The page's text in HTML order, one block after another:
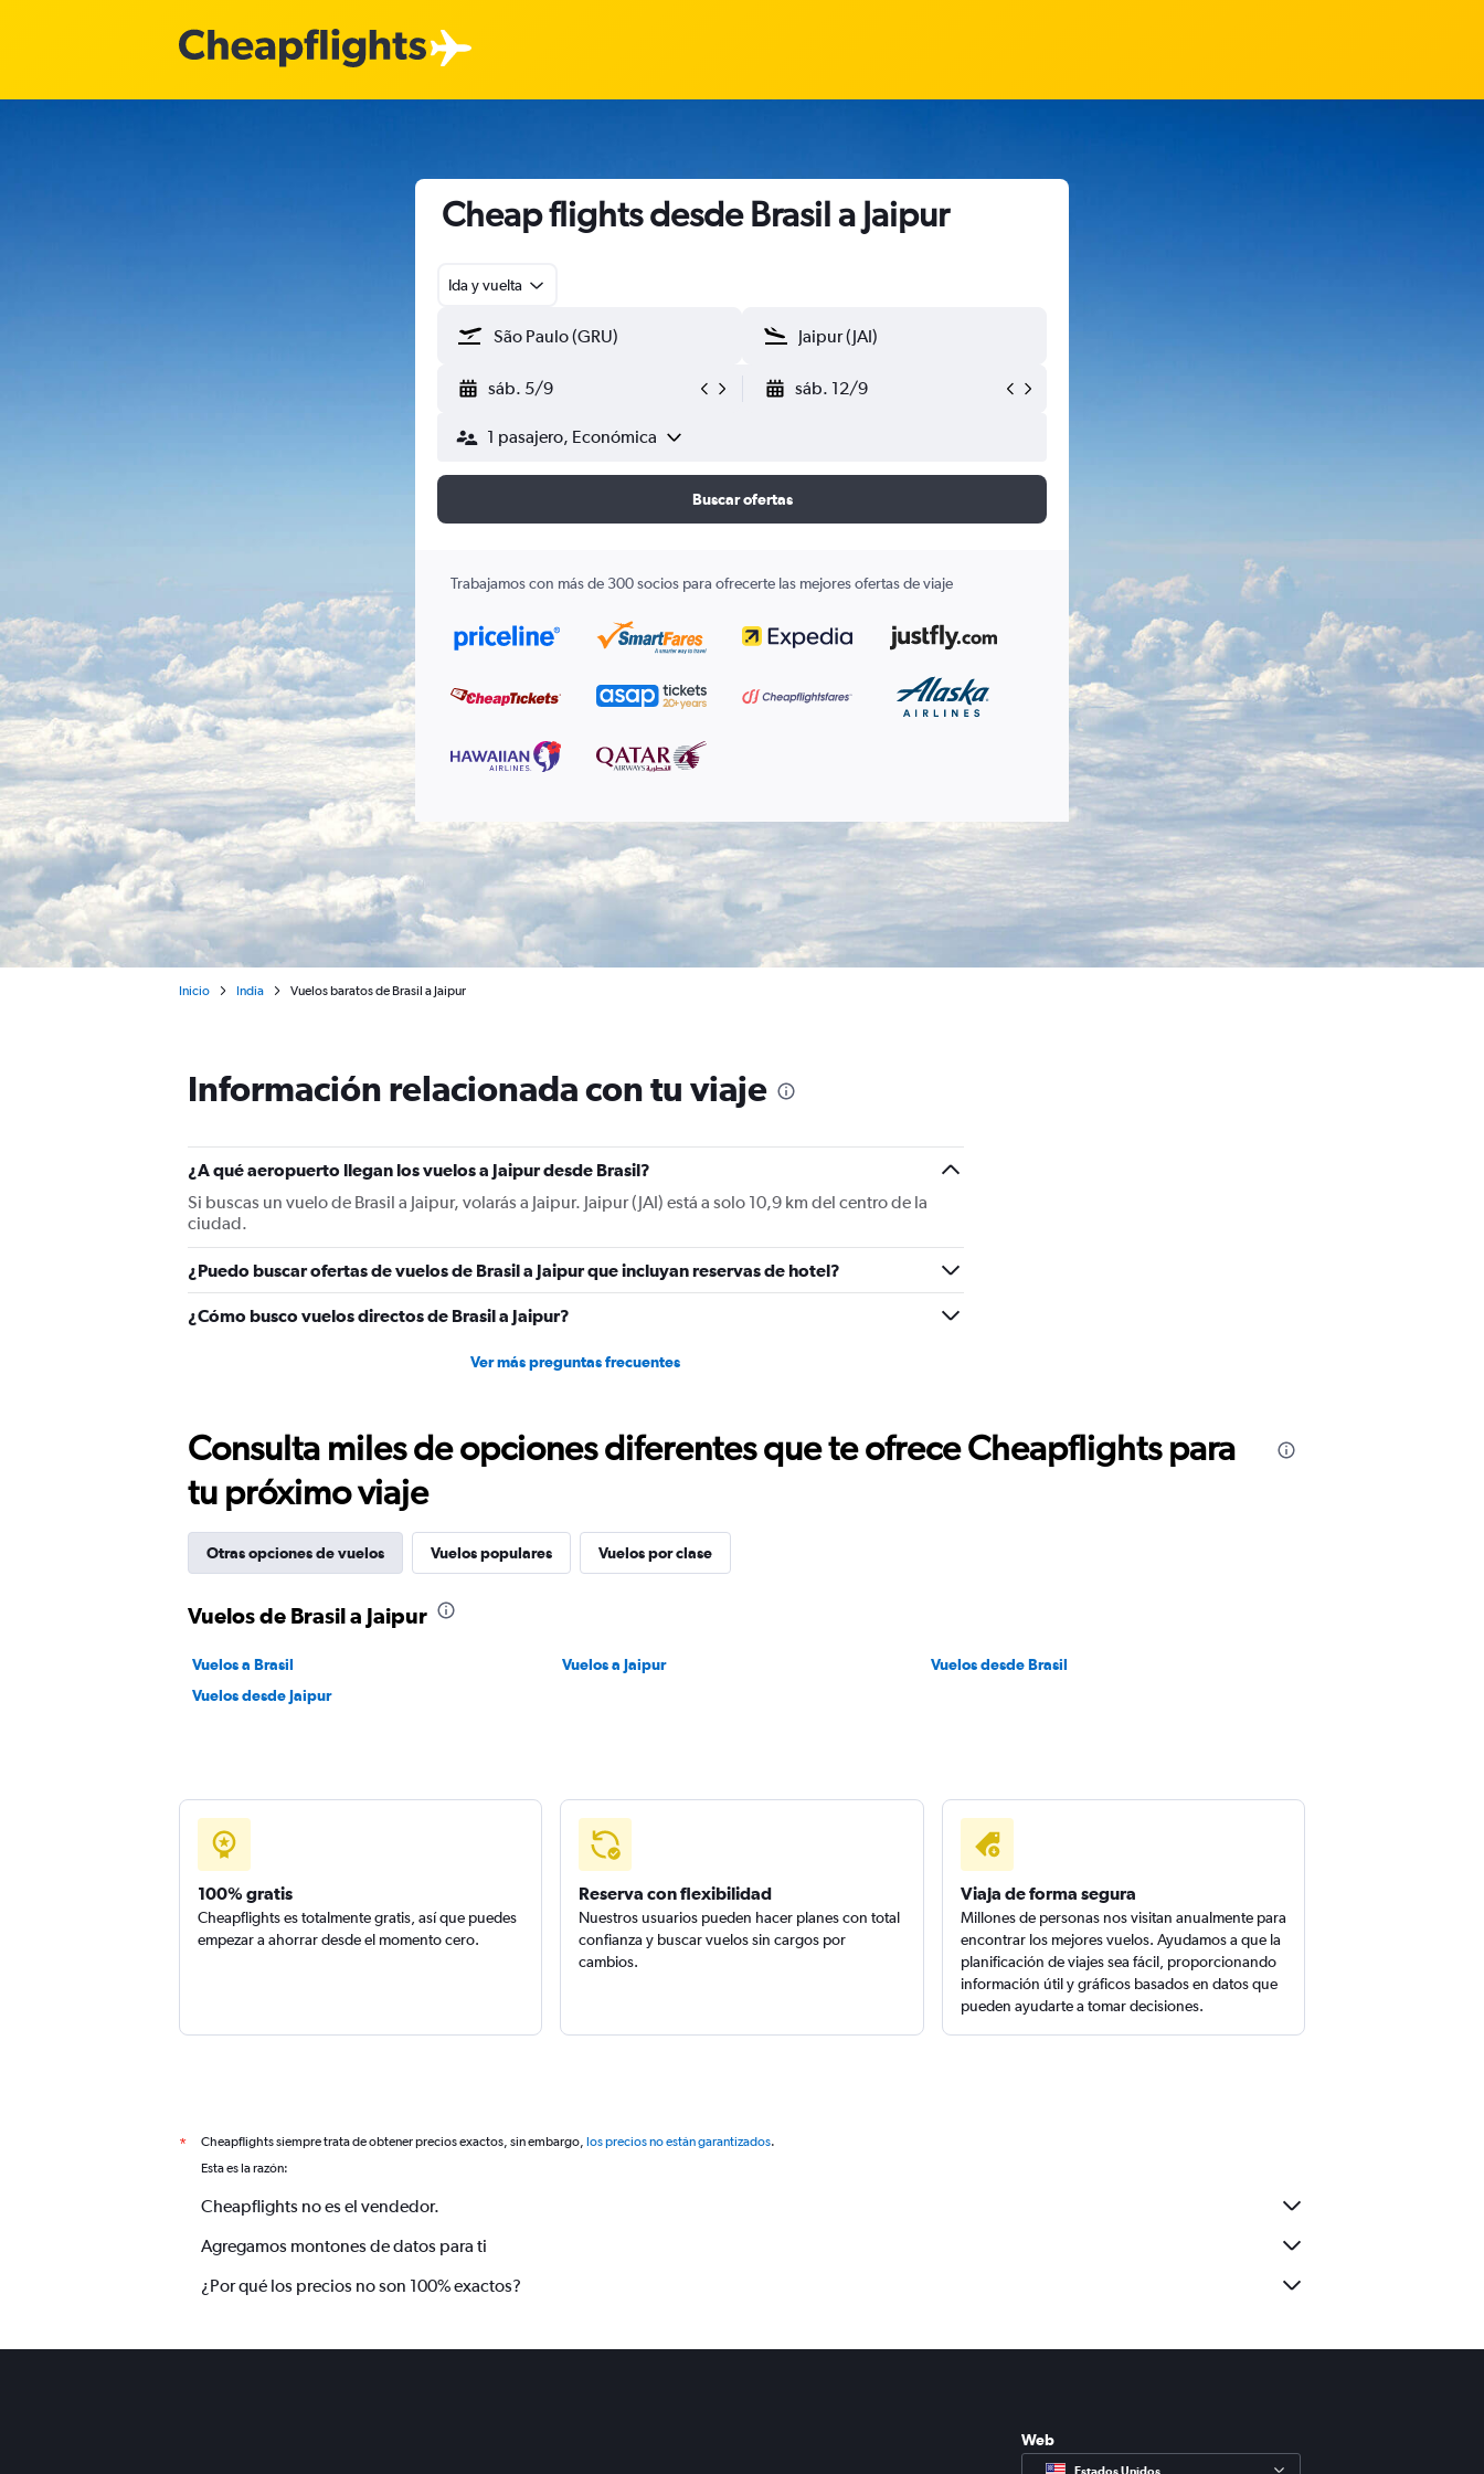
Cheap flights desde Brasil a Jaipur
Ida y vuelta
sáb. 5/9 sáb. 12/9
1 pasajero, Económica
Buscar ofertas
Trabajamos con más de 300 socios para ofrecerte las mejores ofertas de viaje
Inicio India Vuelos baratos de Brasil a Jaipur
Información relacionada con tu viaje
¿A qué aeropuerto llegan los vuelos a Jaipur desde Brasil?
Si buscas un vuelo de Brasil a Jaipur, volarás a Jaipur. Jaipur (JAI) está a solo 10,9 km del centro de la
ciudad.
¿Puedo buscar ofertas de vuelos de Brasil a Jaipur que incluyan reservas de hotel?
¿Cómo busco vuelos directos de Brasil a Jaipur?
Ver más preguntas frecuentes
Consulta miles de opciones diferentes que te ofrece Cheapflights para
tu próximo viaje
Otras opciones de vuelos Vuelos populares Vuelos por clase
Vuelos de Brasil a Jaipur
Vuelos a Brasil Vuelos a Jaipur
Vuelos desde Brasil
Vuelos desde Jaipur
100% gratis
Cheapflights es totalmente gratis, así que puedes
empezar a ahorrar desde el momento cero.
Reserva con flexibilidad
Nuestros usuarios pueden hacer planes con total
confianza y buscar vuelos sin cargos por
cambios.
Viaja de forma segura
Millones de personas nos visitan anualmente para
encontrar los mejores vuelos. Ayudamos a que la
planificación de viajes sea fácil, proporcionando
información útil y gráficos basados en datos que
pueden ayudarte a tomar decisiones.
* Cheapflights siempre trata de obtener precios exactos, sin embargo, los precios no están garantizados.
Esta es la razón:
Cheapflights no es el vendedor.
Agregamos montones de datos para ti
¿Por qué los precios no son 100% exactos?
Web
Estados Unidos